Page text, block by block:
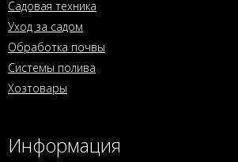
Садовая техника
Уход за садом
Обработка почвы
Системы полива
Хозтовары
Информация